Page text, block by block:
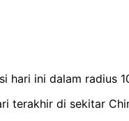
hari ini dalam radius
terakhir di sekitar